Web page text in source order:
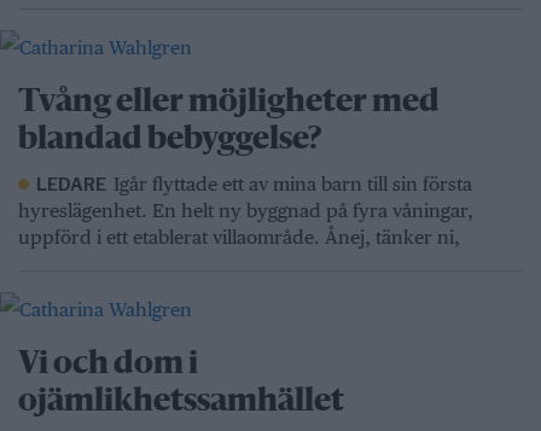
Tvång eller möjligheter med
blandad bebyggelse?
LEDARE Igår flyttade ett av mina barn till sin första
hyreslägenhet. En helt ny byggnad på fyra våningar,
uppförd i ett etablerat villaområde. Ånej, tänker ni,
Vi och dom i
ojämlikhetssamhället